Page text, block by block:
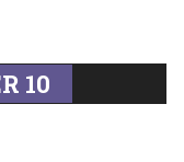
10